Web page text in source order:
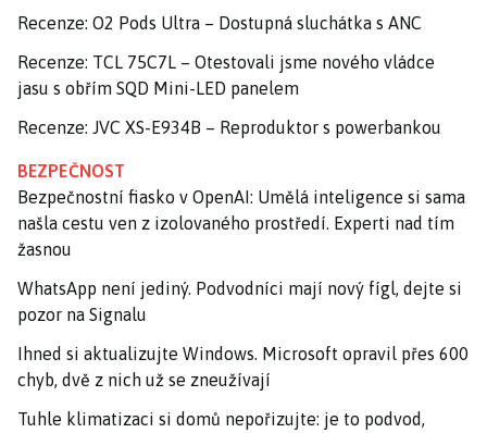
Recenze: O2 Pods Ultra – Dostupná sluchátka s ANC
Recenze: TCL 75C7L – Otestovali jsme nového vládce
jasu s obřím SQD Mini-LED panelem
Recenze: JVC XS-E934B – Reproduktor s powerbankou
BEZPEČNOST
Bezpečnostní fiasko v OpenAI: Umělá inteligence si sama
našla cestu ven z izolovaného prostředí. Experti nad tím
žasnou
WhatsApp není jediný. Podvodníci mají nový fígl, dejte si
pozor na Signalu
Ihned si aktualizujte Windows. Microsoft opravil přes 600
chyb, dvě z nich už se zneužívají
Tuhle klimatizaci si domů nepořizujte: je to podvod,